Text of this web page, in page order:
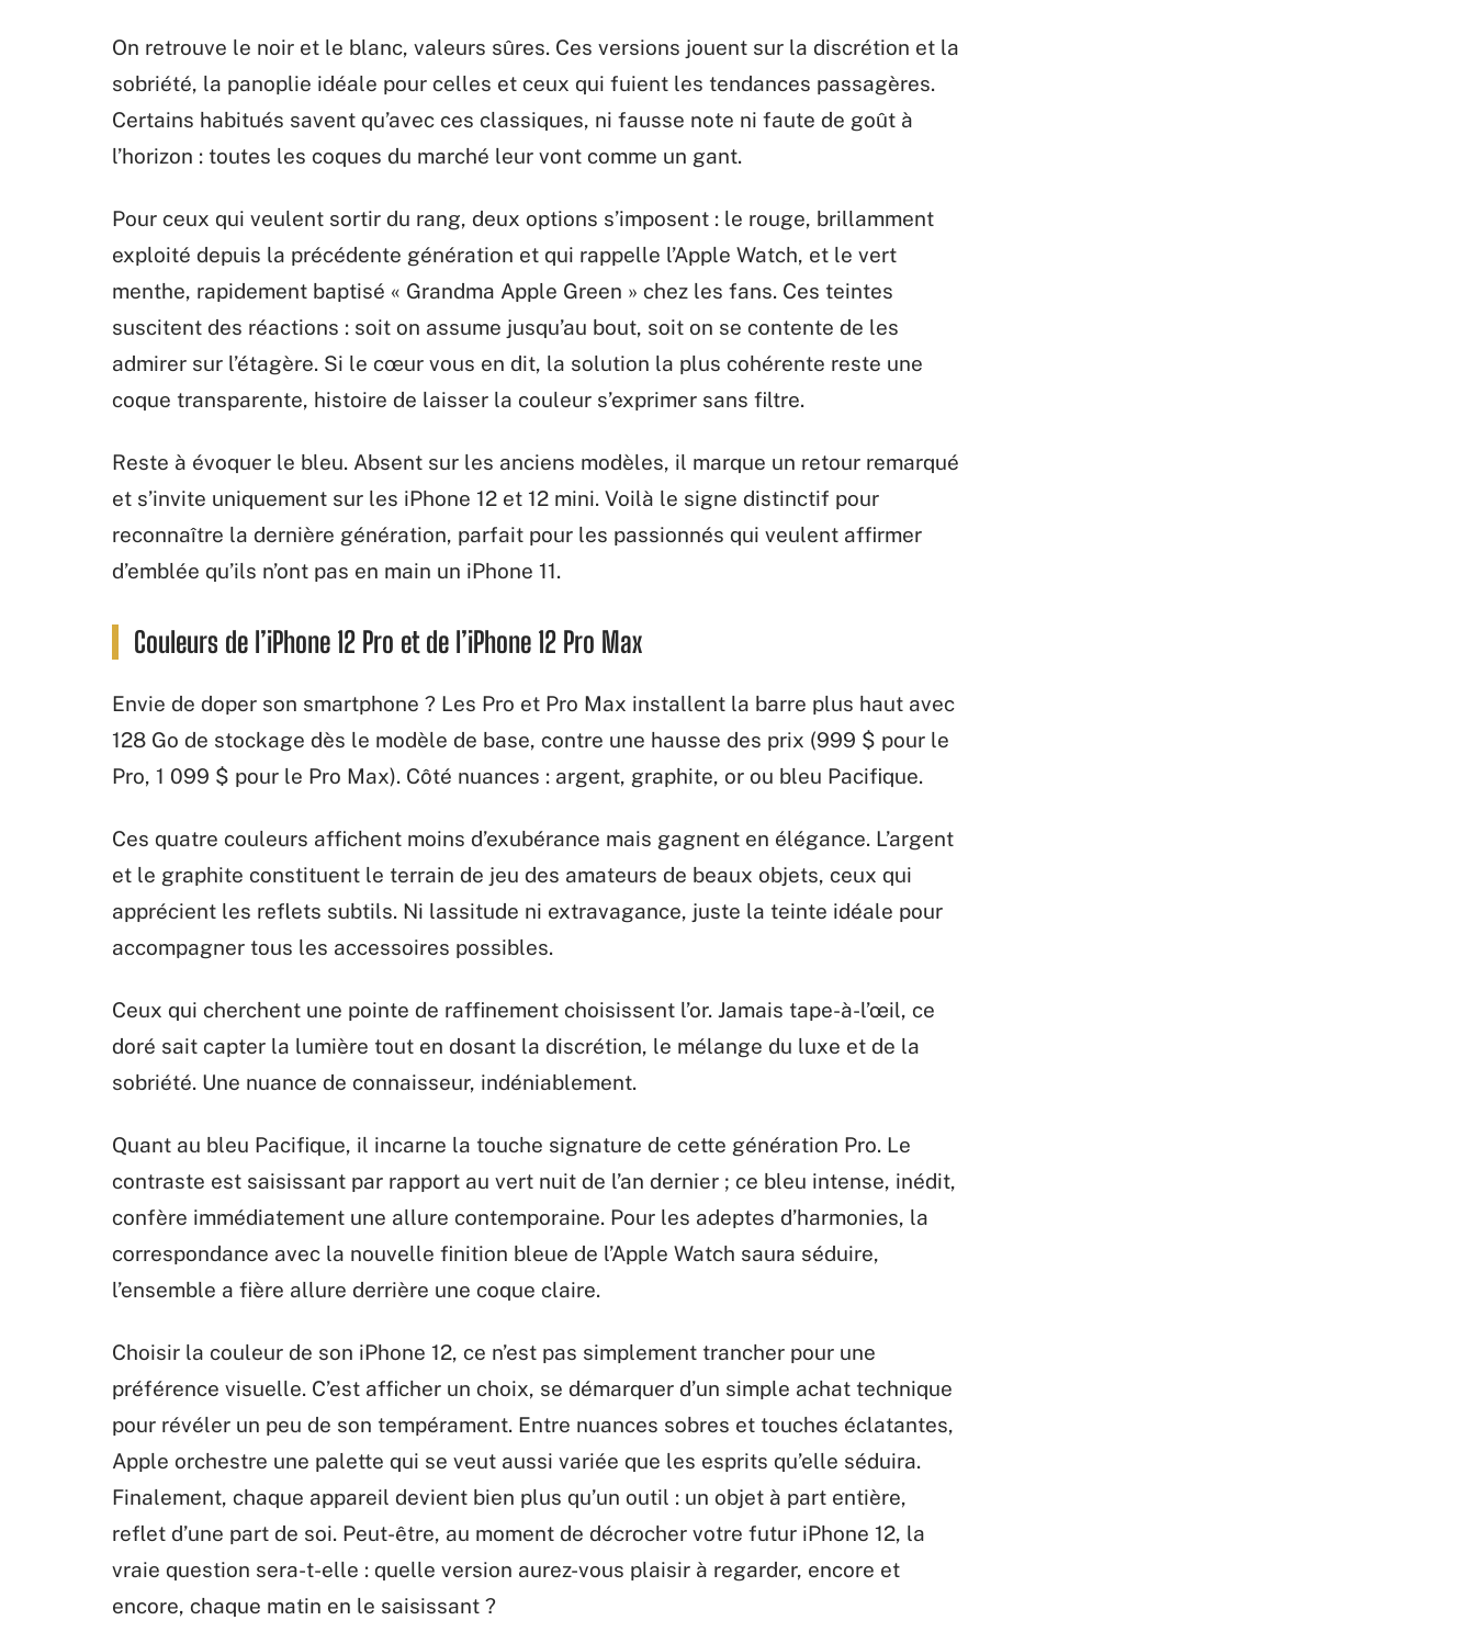
On retrouve le noir et le blanc, valeurs sûres. Ces versions jouent sur la discrétion et la
sobriété, la panoplie idéale pour celles et ceux qui fuient les tendances passagères.
Certains habitués savent qu’avec ces classiques, ni fausse note ni faute de goût à
l’horizon : toutes les coques du marché leur vont comme un gant.
Pour ceux qui veulent sortir du rang, deux options s’imposent : le rouge, brillamment
exploité depuis la précédente génération et qui rappelle l’Apple Watch, et le vert
menthe, rapidement baptisé « Grandma Apple Green » chez les fans. Ces teintes
suscitent des réactions : soit on assume jusqu’au bout, soit on se contente de les
admirer sur l’étagère. Si le cœur vous en dit, la solution la plus cohérente reste une
coque transparente, histoire de laisser la couleur s’exprimer sans filtre.
Reste à évoquer le bleu. Absent sur les anciens modèles, il marque un retour remarqué
et s’invite uniquement sur les iPhone 12 et 12 mini. Voilà le signe distinctif pour
reconnaître la dernière génération, parfait pour les passionnés qui veulent affirmer
d’emblée qu’ils n’ont pas en main un iPhone 11.
Couleurs de l’iPhone 12 Pro et de l’iPhone 12 Pro Max
Envie de doper son smartphone ? Les Pro et Pro Max installent la barre plus haut avec
128 Go de stockage dès le modèle de base, contre une hausse des prix (999 $ pour le
Pro, 1 099 $ pour le Pro Max). Côté nuances : argent, graphite, or ou bleu Pacifique.
Ces quatre couleurs affichent moins d’exubérance mais gagnent en élégance. L’argent
et le graphite constituent le terrain de jeu des amateurs de beaux objets, ceux qui
apprécient les reflets subtils. Ni lassitude ni extravagance, juste la teinte idéale pour
accompagner tous les accessoires possibles.
Ceux qui cherchent une pointe de raffinement choisissent l’or. Jamais tape-à-l’œil, ce
doré sait capter la lumière tout en dosant la discrétion, le mélange du luxe et de la
sobriété. Une nuance de connaisseur, indéniablement.
Quant au bleu Pacifique, il incarne la touche signature de cette génération Pro. Le
contraste est saisissant par rapport au vert nuit de l’an dernier ; ce bleu intense, inédit,
confère immédiatement une allure contemporaine. Pour les adeptes d’harmonies, la
correspondance avec la nouvelle finition bleue de l’Apple Watch saura séduire,
l’ensemble a fière allure derrière une coque claire.
Choisir la couleur de son iPhone 12, ce n’est pas simplement trancher pour une
préférence visuelle. C’est afficher un choix, se démarquer d’un simple achat technique
pour révéler un peu de son tempérament. Entre nuances sobres et touches éclatantes,
Apple orchestre une palette qui se veut aussi variée que les esprits qu’elle séduira.
Finalement, chaque appareil devient bien plus qu’un outil : un objet à part entière,
reflet d’une part de soi. Peut-être, au moment de décrocher votre futur iPhone 12, la
vraie question sera-t-elle : quelle version aurez-vous plaisir à regarder, encore et
encore, chaque matin en le saisissant ?